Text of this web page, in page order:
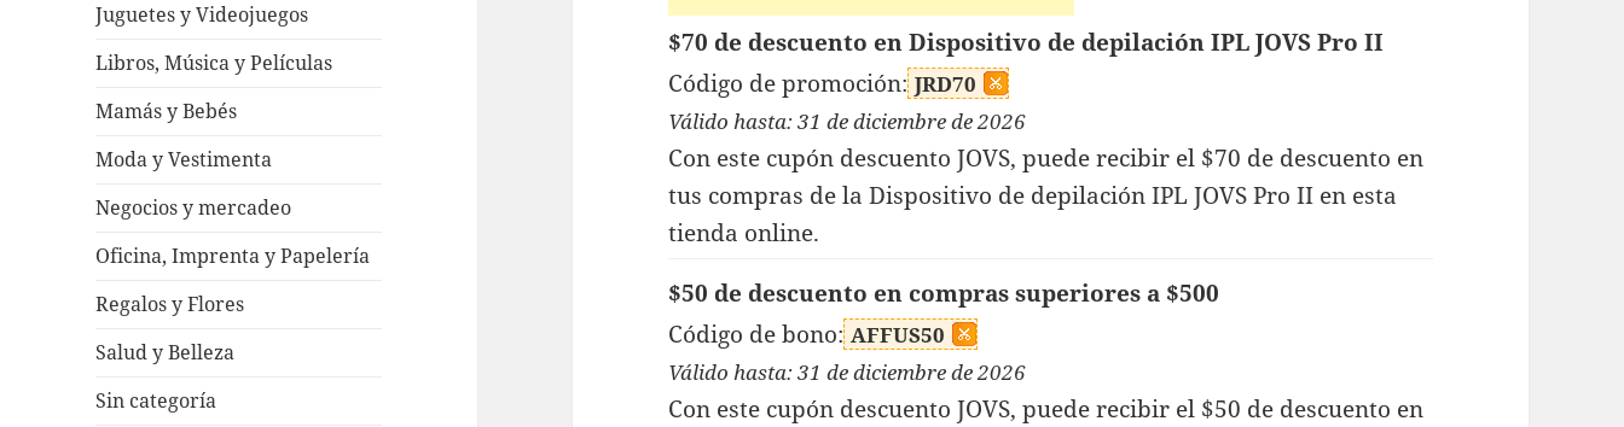
Juguetes y Videojuegos
Libros, Música y Películas
Mamás y Bebés
Moda y Vestimenta
Negocios y mercadeo
Oficina, Imprenta y Papelería
Regalos y Flores
Salud y Belleza
Sin categoría
$70 de descuento en Dispositivo de depilación IPL JOVS Pro II
Código de promoción: JRD70
Válido hasta: 31 de diciembre de 2026
Con este cupón descuento JOVS, puede recibir el $70 de descuento en
tus compras de la Dispositivo de depilación IPL JOVS Pro II en esta
tienda online.
$50 de descuento en compras superiores a $500
Código de bono: AFFUS50
Válido hasta: 31 de diciembre de 2026
Con este cupón descuento JOVS, puede recibir el $50 de descuento en